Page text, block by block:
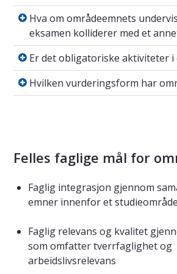
Hva om områdeemnets
Hva om områdeemnets
eksamen kolliderer med et
Er det obligatoriske
Er det obligatoriske aktiviteter i
Hvilken vurderingsform har
Hvilken vurderingsform har
Felles faglige mål for
Faglig integrasjon gjennom
emner innenfor et studieområde
Faglig relevans og kvalitet
som omfatter tverrfaglighet og
arbeidslivsrelevans